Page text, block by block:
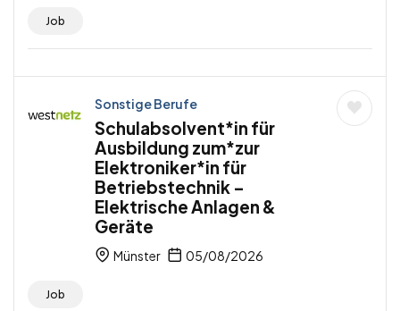
Job
Sonstige Berufe
Schulabsolvent*in für
Ausbildung zum*zur
Elektroniker*in für
Betriebstechnik –
Elektrische Anlagen &
Geräte
Münster 05/08/2026
Job